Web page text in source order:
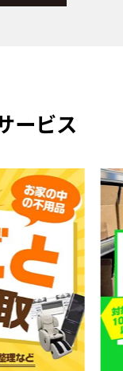
ービス